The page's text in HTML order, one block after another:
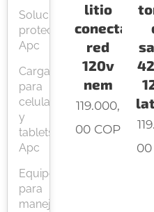
Soluciones
protección
Apc
Cargadores
para
celular
y
tablets
Apc
Equipos
para
manejo
litio
conecta
red
120v
nem
119.000,
00 COP
00